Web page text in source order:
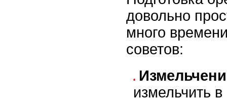
довольно
много
советов:
измельчить